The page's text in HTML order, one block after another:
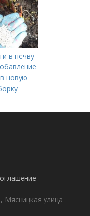
в почву
новую
Мясницкая улица